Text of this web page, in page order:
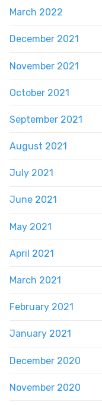
March 2022
December 2021
November 2021
October 2021
September 2021
August 2021
July 2021
June 2021
May 2021
April 2021
March 2021
February 2021
January 2021
December 2020
November 2020